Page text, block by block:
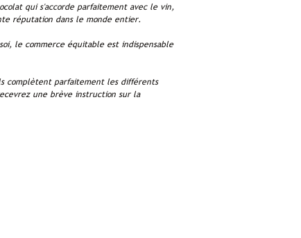
qui s'accorde parfaitement avec le vin,
réputation dans le monde entier.
le commerce équitable est indispensable
complètent parfaitement les différents
une brève instruction sur la